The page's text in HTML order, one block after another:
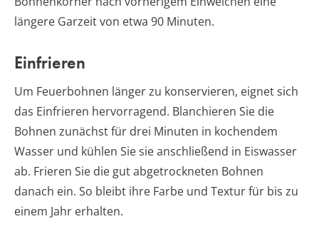
längere Garzeit von etwa 90 Minuten.
Einfrieren
Um Feuerbohnen länger zu konservieren, eignet sich
das Einfrieren hervorragend. Blanchieren Sie die
Bohnen zunächst für drei Minuten in kochendem
Wasser und kühlen Sie sie anschließend in Eiswasser
ab. Frieren Sie die gut abgetrockneten Bohnen
danach ein. So bleibt ihre Farbe und Textur für bis zu
einem Jahr erhalten.